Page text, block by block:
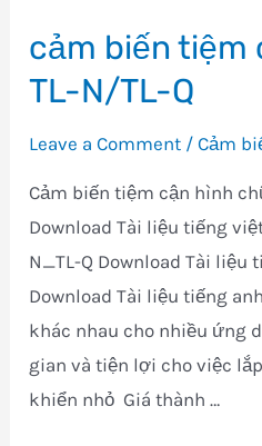
cảm biến tiệm
TL-N/TL-Q
Leave a Comment /Cảm
Cảm biến tiệm cận hình
Download Tài liệu tiếng
N_TL-Q Download Tài liệu
Download Tài liệu tiếng
khác nhau cho nhiều ứng
gian và tiện lợi cho việc
khiển nhỏ  Giá thành …